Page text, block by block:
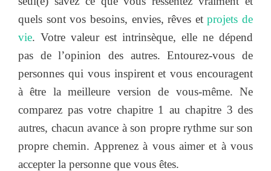
quels sont vos besoins, envies, rêves etprojets de
vie. Votre valeur est intrinsèque, elle ne dépend
pas de l’opinion des autres. Entourez-vous de
personnes qui vous inspirent et vous encouragent
à être la meilleure version de vous-même. Ne
comparez pas votre chapitre 1 au chapitre 3 des
autres, chacun avance à son propre rythme sur son
propre chemin. Apprenez à vous aimer et à vous
accepter la personne que vous êtes.